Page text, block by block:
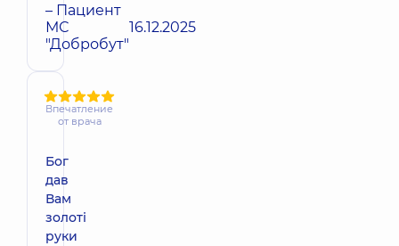
– Пациент
МС
"Добробут"
16.12.2025
Впечатление
от врача
Бог
дав
Вам
золоті
руки